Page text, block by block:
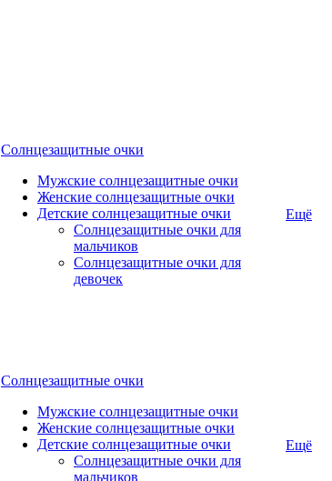
Солнцезащитные очки
Мужские солнцезащитные очки
Женские солнцезащитные очки
Детские солнцезащитные очки
Солнцезащитные очки для
мальчиков
Солнцезащитные очки для
девочек
Ещё
Солнцезащитные очки
Мужские солнцезащитные очки
Женские солнцезащитные очки
Детские солнцезащитные очки
Солнцезащитные очки для
мальчиков
Ещё